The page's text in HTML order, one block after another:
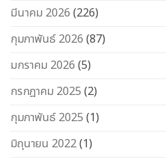
มีนาคม 2026 (226)
กุมภาพันธ์ 2026 (87)
มกราคม 2026 (5)
กรกฎาคม 2025 (2)
กุมภาพันธ์ 2025 (1)
มิถุนายน 2022(1)